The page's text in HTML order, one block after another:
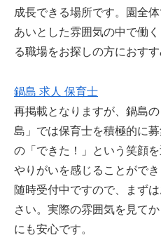
成長できる場所です。園全
あいとした雰囲気の中で働
る職場をお探しの方におすす
鍋島 求人 保育士
再掲載となりますが、鍋島
島」では保育士を積極的に
の「できた！」という笑顔
やりがいを感じることがで
随時受付中ですので、まず
さい。実際の雰囲気を見て
にも安心です。